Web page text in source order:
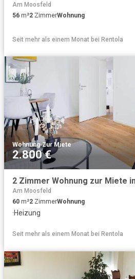
Am Moosfeld
56 m²2 ZimmerWohnung
Seit mehr als einem Monat bei Rentola
Wohnung·Zur Miete
2.800 €
Am Moosfeld
60 m²2 ZimmerWohnung
·Heizung
Seit mehr als einem Monat bei Rentola